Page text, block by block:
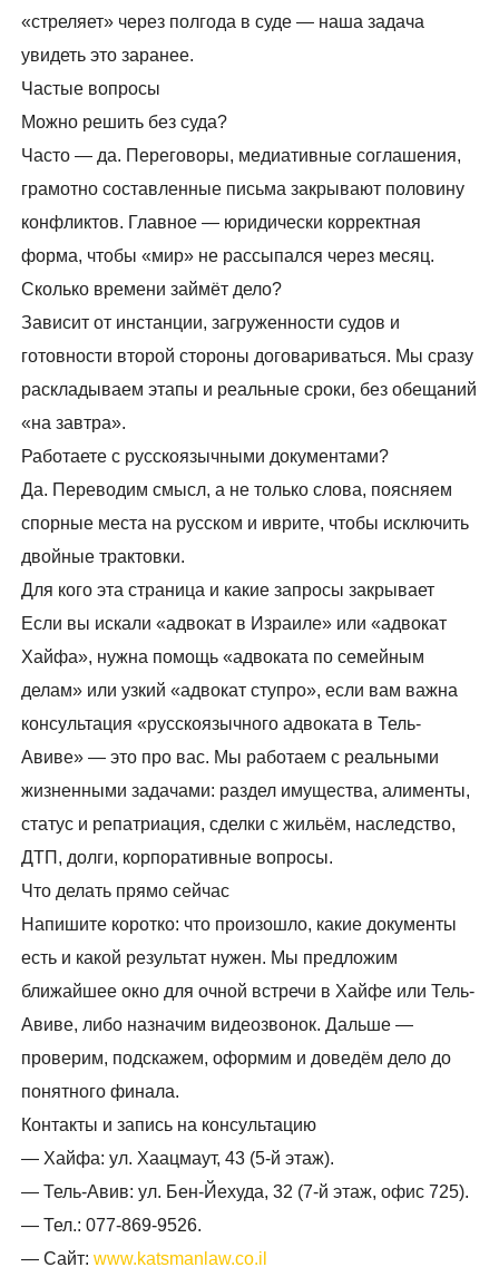
«стреляет» через полгода в суде — наша задача
увидеть это заранее.
Частые вопросы
Можно решить без суда?
Часто — да. Переговоры, медиативные соглашения,
грамотно составленные письма закрывают половину
конфликтов. Главное — юридически корректная
форма, чтобы «мир» не рассыпался через месяц.
Сколько времени займёт дело?
Зависит от инстанции, загруженности судов и
готовности второй стороны договариваться. Мы сразу
раскладываем этапы и реальные сроки, без обещаний
«на завтра».
Работаете с русскоязычными документами?
Да. Переводим смысл, а не только слова, поясняем
спорные места на русском и иврите, чтобы исключить
двойные трактовки.
Для кого эта страница и какие запросы закрывает
Если вы искали «адвокат в Израиле» или «адвокат
Хайфа», нужна помощь «адвоката по семейным
делам» или узкий «адвокат ступро», если вам важна
консультация «русскоязычного адвоката в Тель-
Авиве» — это про вас. Мы работаем с реальными
жизненными задачами: раздел имущества, алименты,
статус и репатриация, сделки с жильём, наследство,
ДТП, долги, корпоративные вопросы.
Что делать прямо сейчас
Напишите коротко: что произошло, какие документы
есть и какой результат нужен. Мы предложим
ближайшее окно для очной встречи в Хайфе или Тель-
Авиве, либо назначим видеозвонок. Дальше —
проверим, подскажем, оформим и доведём дело до
понятного финала.
Контакты и запись на консультацию
— Хайфа: ул. Хаацмаут, 43 (5-й этаж).
— Тель-Авив: ул. Бен-Йехуда, 32 (7-й этаж, офис 725).
— Тел.: 077-869-9526.
— Сайт:www.katsmanlaw.co.il